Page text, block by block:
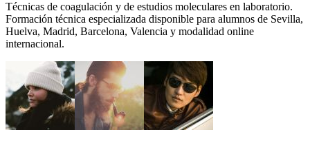
Técnicas de coagulación y de estudios moleculares en laboratorio.
Formación técnica especializada disponible para alumnos de Sevilla,
Huelva, Madrid, Barcelona, Valencia y modalidad online
internacional.